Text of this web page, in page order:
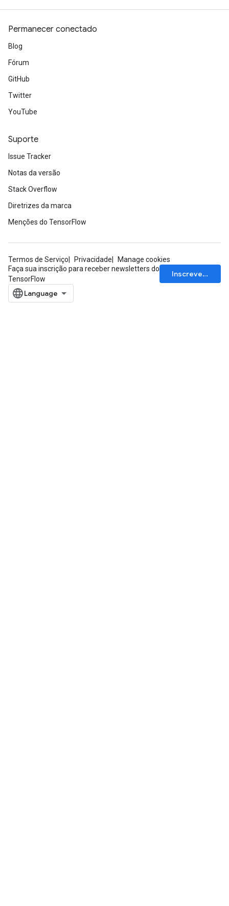
Permanecer conectado
Blog
Fórum
GitHub
Twitter
YouTube
Suporte
Issue Tracker
Notas da versão
Stack Overflow
Diretrizes da marca
Menções do TensorFlow
Termos de Serviço Privacidade
Manage cookies
Faça sua inscrição para receber newsletters do
TensorFlow
Inscrever-se